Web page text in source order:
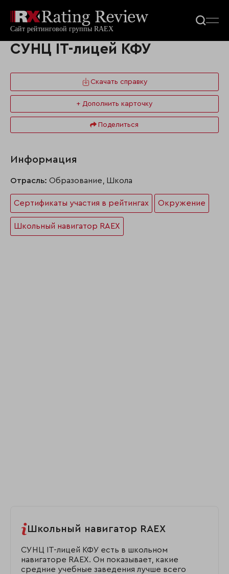
СУНЦ IT-лицей КФУ
Скачать справку
+ Дополнить карточку
Поделиться
Информация
Отрасль: Образование, Школа
Сертификаты участия в рейтингах Окружение
Школьный навигатор RAEX
Школьный навигатор RAEX
СУНЦ IT-лицей КФУ есть в школьном
навигаторе RAEX. Он показывает, какие
средние учебные заведения лучше всего